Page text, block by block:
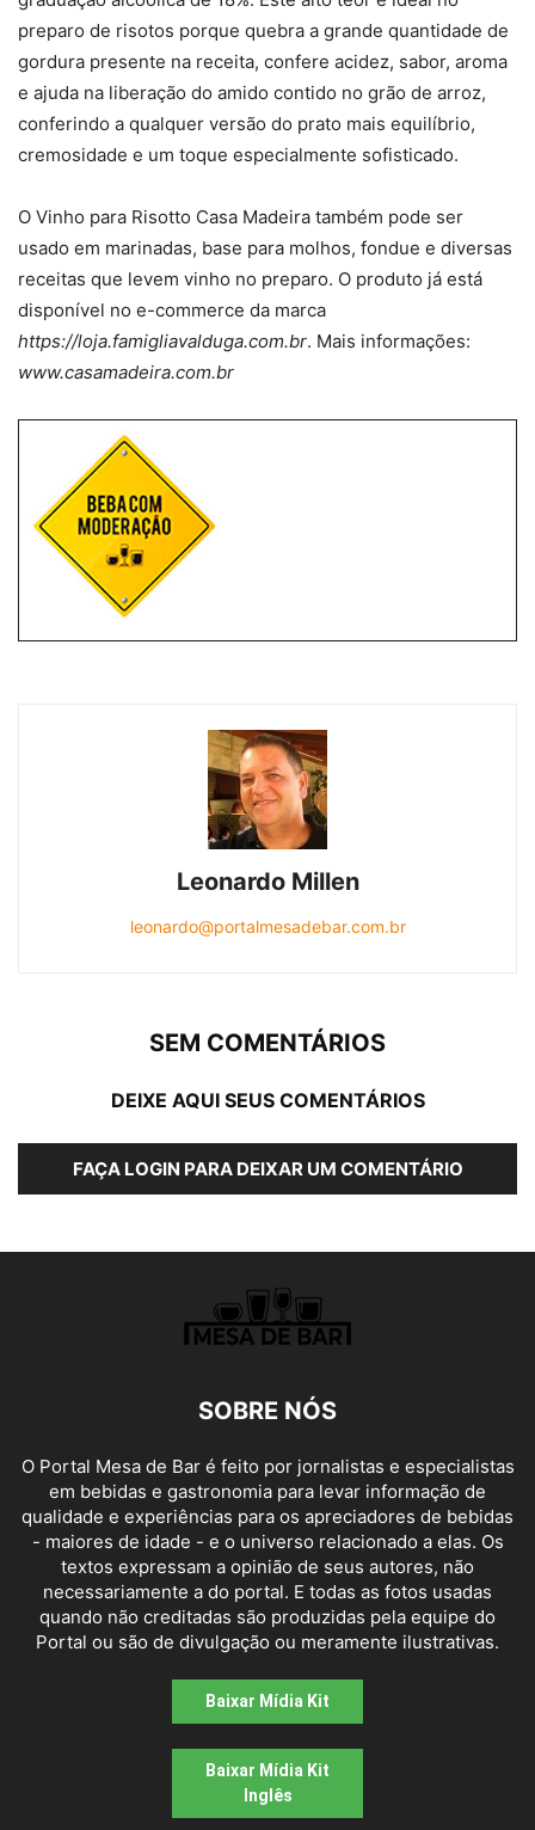
preparo de risotos porque quebra a grande quantidade de
gordura presente na receita, confere acidez, sabor, aroma
e ajuda na liberação do amido contido no grão de arroz,
conferindo a qualquer versão do prato mais equilíbrio,
cremosidade e um toque especialmente sofisticado.
O Vinho para Risotto Casa Madeira também pode ser
usado em marinadas, base para molhos, fondue e diversas
receitas que levem vinho no preparo. O produto já está
disponível no e-commerce da marca
https://loja.famigliavalduga.com.br. Mais informações:
www.casamadeira.com.br
Leonardo Millen
leonardo@portalmesadebar.com.br
SEM COMENTÁRIOS
DEIXE AQUI SEUS COMENTÁRIOS
FAÇA LOGIN PARA DEIXAR UM COMENTÁRIO
SOBRE NÓS
O Portal Mesa de Bar é feito por jornalistas e especialistas
em bebidas e gastronomia para levar informação de
qualidade e experiências para os apreciadores de bebidas
- maiores de idade - e o universo relacionado a elas. Os
textos expressam a opinião de seus autores, não
necessariamente a do portal. E todas as fotos usadas
quando não creditadas são produzidas pela equipe do
Portal ou são de divulgação ou meramente ilustrativas.
Baixar Mídia Kit
Baixar Mídia Kit
Inglês